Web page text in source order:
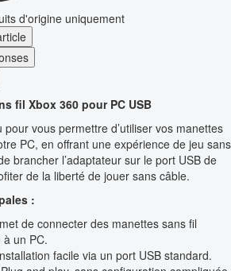
d'origine uniquement
fil Xbox 360 pour PC USB
vous permettre d’utiliser vos manettes
PC, en offrant une expérience de jeu sans
brancher l’adaptateur sur le port USB de
de la liberté de jouer sans câble.
:
de connecter des manettes sans fil
à un PC.
facile via un port USB standard.